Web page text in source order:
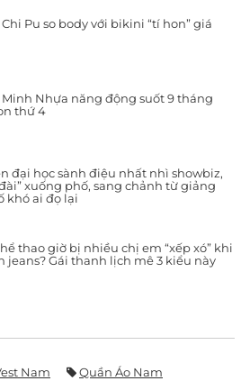
Pu so body với bikini “tí hon” giá
Nhựa năng động suốt 9 tháng
thứ 4
đại học sành điệu nhất nhì showbiz,
xuống phố, sang chảnh từ giảng
khó ai đọ lại
thao giờ bị nhiều chị em “xếp xó” khi
jeans? Gái thanh lịch mê 3 kiểu này
Nam Quần Áo Nam